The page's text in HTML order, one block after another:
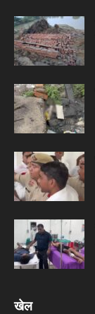
खेल